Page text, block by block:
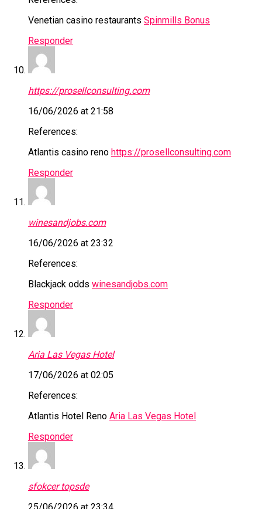
Venetian casino restaurants Spinmills Bonus
Responder
https://prosellconsulting.com
16/06/2026 at 21:58
References:
Atlantis casino reno https://prosellconsulting.com
Responder
winesandjobs.com
16/06/2026 at 23:32
References:
Blackjack odds winesandjobs.com
Responder
Aria Las Vegas Hotel
17/06/2026 at 02:05
References:
Atlantis Hotel Reno Aria Las Vegas Hotel
Responder
sfokcer topsde